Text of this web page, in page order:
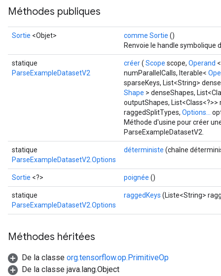
Méthodes publiques
Sortie <Objet> comme Sortie ()
Renvoie le handle symbolique
statique
ParseExampleDatasetV2
créer( Scope scope, Operand
numParallelCalls, Iterable<
sparseKeys, List<String>
Shape > denseShapes,
outputShapes,
raggedSplitTypes, Options...
Méthode d'usine pour créer
ParseExampleDatasetV2.
statique
ParseExampleDatasetV2.Options
déterministe (chaîne
Sortie <?> poignée ()
statique
ParseExampleDatasetV2.Options
raggedKeys (Liste<String>
Méthodes héritées
De la classe org.tensorflow.op.PrimitiveOp
De la classe java.lang.Object